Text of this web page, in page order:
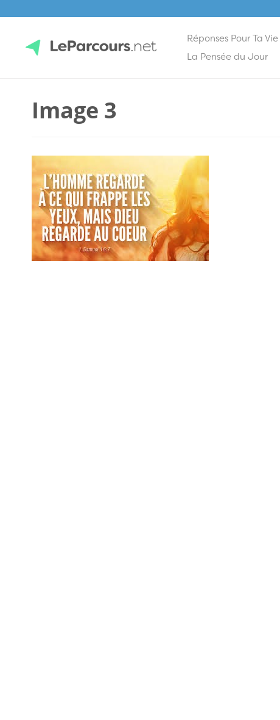
Réponses Pour Ta Vie
La Pensée du Jour
Image 3